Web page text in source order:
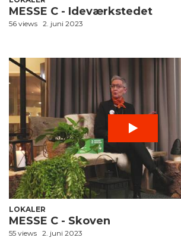
MESSE C - Ideværkstedet
56 views 2. juni 2023
LOKALER
MESSE C - Skoven
55 views 2. juni 2023